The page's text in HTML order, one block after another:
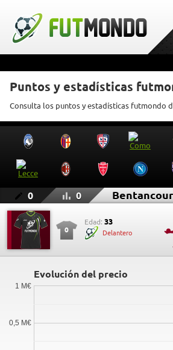
Puntos y estadísticas
Consulta los puntos y estadísticas futmondo
0 0
0
Edad: 33
Delantero
Evolución del precio
0,5 M€
1 M€